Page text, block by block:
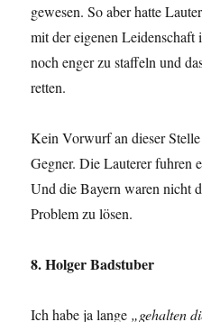
gewesen. So aber hatte
mit der eigenen Leidenschaft
noch enger zu staffeln und
retten.
Kein Vorwurf an dieser
Gegner. Die Lauterer fuhren
Und die Bayern waren nicht
Problem zu lösen.
8. Holger Badstuber
Ich habe ja lange „gehalten